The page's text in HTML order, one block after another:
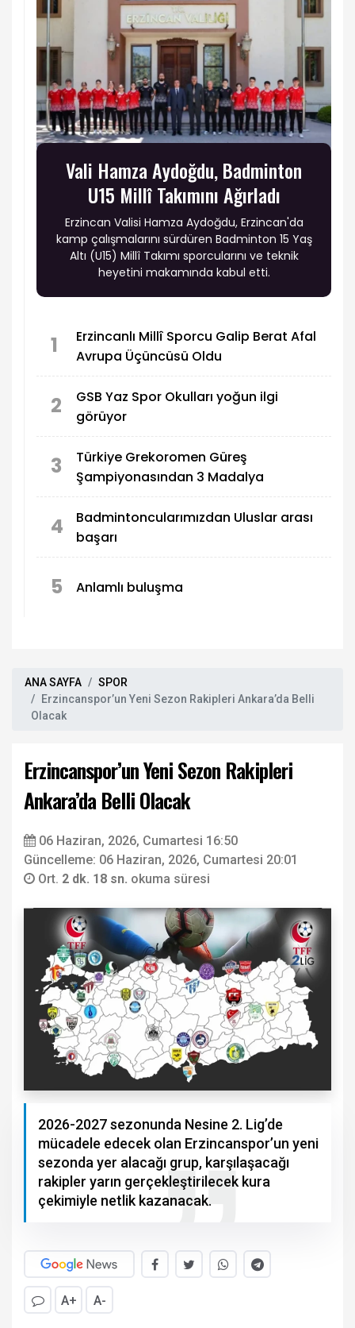
Vali Hamza Aydoğdu, Badminton
U15 Millî Takımını Ağırladı
Erzincan Valisi Hamza Aydoğdu, Erzincan'da
kamp çalışmalarını sürdüren Badminton 15 Yaş
Altı (U15) Millî Takımı sporcularını ve teknik
heyetini makamında kabul etti.
1
Erzincanlı Millî Sporcu Galip Berat Afal
Avrupa Üçüncüsü Oldu
2
GSB Yaz Spor Okulları yoğun ilgi
görüyor
3
Türkiye Grekoromen Güreş
Şampiyonasından 3 Madalya
4
Badmintoncularımızdan Uluslar arası
başarı
5 Anlamlı buluşma
ANA SAYFA
SPOR
Erzincanspor’un Yeni Sezon Rakipleri Ankara’da Belli
Olacak
Erzincanspor’un Yeni Sezon Rakipleri
Ankara’da Belli Olacak
06 Haziran, 2026, Cumartesi 16:50
Güncelleme: 06 Haziran, 2026, Cumartesi 20:01
Ort. 2 dk. 18 sn. okuma süresi
2026-2027 sezonunda Nesine 2. Lig’de
mücadele edecek olan Erzincanspor’un yeni
sezonda yer alacağı grup, karşılaşacağı
rakipler yarın gerçekleştirilecek kura
çekimiyle netlik kazanacak.
A+ A-